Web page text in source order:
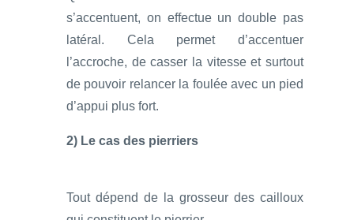
s’accentuent, on effectue un double pas
latéral. Cela permet d’accentuer
l’accroche, de casser la vitesse et surtout
de pouvoir relancer la foulée avec un pied
d’appui plus fort.
2) Le cas des pierriers
Tout dépend de la grosseur des cailloux